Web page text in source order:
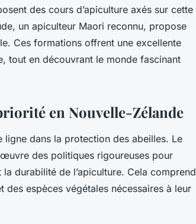
des cours d’apiculture axés sur cette
un apiculteur Maori reconnu, propose
Ces formations offrent une excellente
tout en découvrant le monde fascinant
en Nouvelle-Zélande
ligne dans la protection des abeilles. Le
des politiques rigoureuses pour
durabilité de l’apiculture. Cela comprend
des espèces végétales nécessaires à leur